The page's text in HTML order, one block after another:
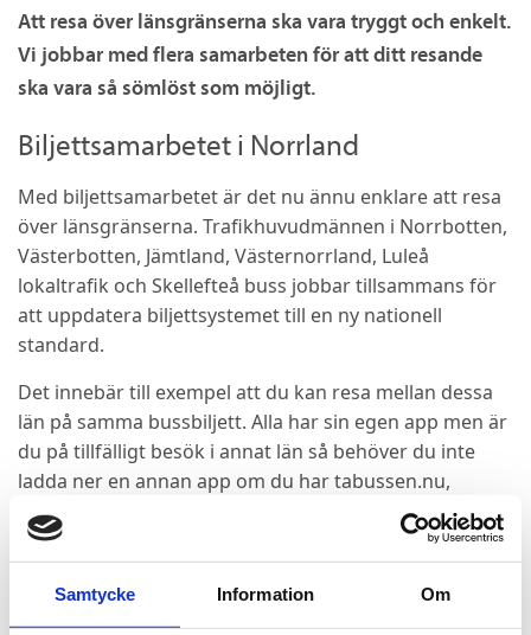
Samtycke Information Om
Att resa över länsgränserna ska vara tryggt och enkelt.
Vi jobbar med flera samarbeten för att ditt resande
ska vara så sömlöst som möjligt.
Biljettsamarbetet i Norrland
Med biljettsamarbetet är det nu ännu enklare att resa
över länsgränserna. Trafikhuvudmännen i Norrbotten,
Västerbotten, Jämtland, Västernorrland, Luleå
lokaltrafik och Skellefteå buss jobbar tillsammans för
att uppdatera biljettsystemet till en ny nationell
standard.
Det innebär till exempel att du kan resa mellan dessa
län på samma bussbiljett. Alla har sin egen app men är
du på tillfälligt besök i annat län så behöver du inte
ladda ner en annan app om du har tabussen.nu,
Norrbotten, Jämtland eller Din Tur - de innehåller hela
Norrland.
Läs mer om biljettsamarbetet